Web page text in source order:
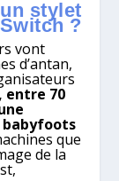
stylet
?
vont
d’antan,
entre 70
babyfoots
que
de la